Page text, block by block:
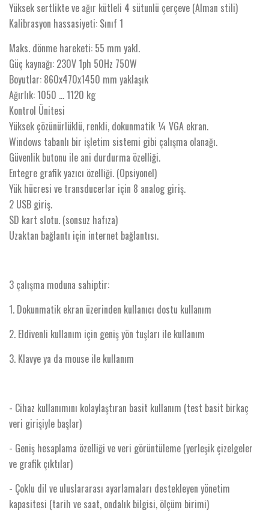
Yüksek sertlikte ve ağır kütleli 4 sütunlü çerçeve (Alman stili)
Kalibrasyon hassasiyeti: Sınıf 1
Maks. dönme hareketi: 55 mm yakl.
Güç kaynağı: 230V 1ph 50Hz 750W
Boyutlar: 860x470x1450 mm yaklaşık
Ağırlık: 1050 ... 1120 kg
Kontrol Ünitesi
Yüksek çözünürlüklü, renkli, dokunmatik ¼ VGA ekran.
Windows tabanlı bir işletim sistemi gibi çalışma olanağı.
Güvenlik butonu ile ani durdurma özelliği.
Entegre grafik yazıcı özelliği. (Opsiyonel)
Yük hücresi ve transducerlar için 8 analog giriş.
2 USB giriş.
SD kart slotu. (sonsuz hafıza)
Uzaktan bağlantı için internet bağlantısı.
3 çalışma moduna sahiptir:
1. Dokunmatik ekran üzerinden kullanıcı dostu kullanım
2. Eldivenli kullanım için geniş yön tuşları ile kullanım
3. Klavye ya da mouse ile kullanım
- Cihaz kullanımını kolaylaştıran basit kullanım (test basit birkaç
veri girişiyle başlar)
- Geniş hesaplama özelliği ve veri görüntüleme (yerleşik çizelgeler
ve grafik çıktılar)
- Çoklu dil ve uluslararası ayarlamaları destekleyen yönetim
kapasitesi (tarih ve saat, ondalık bilgisi, ölçüm birimi)